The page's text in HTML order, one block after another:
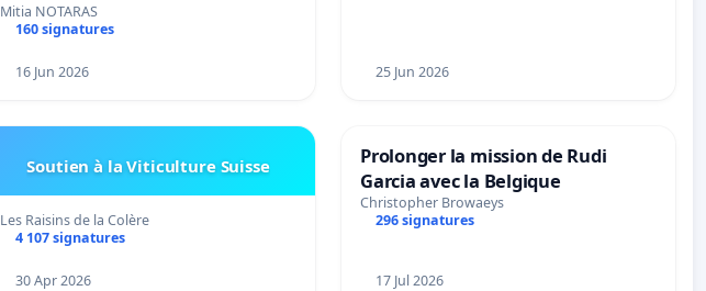
Mitia NOTARAS
160 signatures
16 Jun 2026 25 Jun 2026
Soutien à la Viticulture Suisse
Les Raisins de la Colère
4 107 signatures
30 Apr 2026
Prolonger la mission de Rudi
Garcia avec la Belgique
Christopher Browaeys
296 signatures
17 Jul 2026